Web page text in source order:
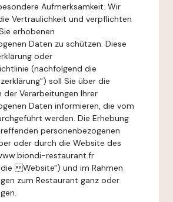
Aufmerksamkeit. Wir
Vertraulichkeit und verpflichten
erhobenen
Daten zu schützen. Diese
oder
(nachfolgend die
soll Sie über die
der Verarbeitungen Ihrer
Daten informieren, die vom
werden. Die Erhebung
personenbezogenen
oder durch die Website des
restaurant.fr
Website") und im Rahmen
zum Restaurant ganz oder